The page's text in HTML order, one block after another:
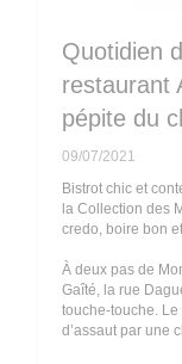
Quotidien
restaurant
pépite du
09/07/2021
Bistrot chic et
la Collection des
credo, boire bon
À deux pas de
Gaîté, la rue
touche-touche.
d’assaut par une